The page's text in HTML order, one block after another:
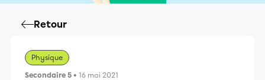
Retour
Physique
Secondaire 5 • 16 mai 2021